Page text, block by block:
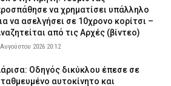
να χρηματίσει υπάλληλο
να ασελγήσει σε 10χρονο κορίτσι –
από τις Αρχές (βίντεο)
2026 20:12
Οδηγός δικύκλου έπεσε σε
αυτοκίνητο και